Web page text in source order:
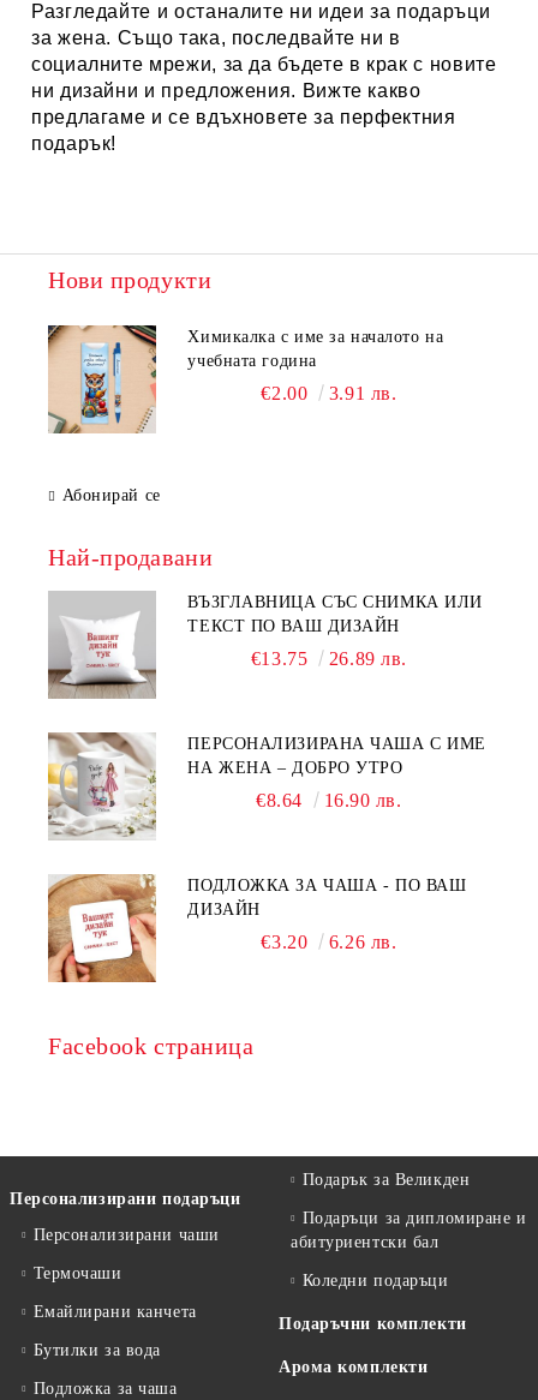
Разгледайте и останалите ни идеи за подаръци
за жена. Също така, последвайте ни в
социалните мрежи, за да бъдете в крак с новите
ни дизайни и предложения. Вижте какво
предлагаме и се вдъхновете за перфектния
подарък!
Нови продукти
Химикалка с име за началото на
учебната година
€2.00 3.91 лв.
Абонирай се
Най-продавани
ВЪЗГЛАВНИЦА СЪС СНИМКА ИЛИ
ТЕКСТ ПО ВАШ ДИЗАЙН
€13.75 26.89 лв.
ПЕРСОНАЛИЗИРАНА ЧАША С ИМЕ
НА ЖЕНА – ДОБРО УТРО
€8.64 16.90 лв.
ПОДЛОЖКА ЗА ЧАША - ПО ВАШ
ДИЗАЙН
€3.20 6.26 лв.
Facebook страница
Персонализирани подаръци
Персонализирани чаши
Термочаши
Емайлирани канчета
Бутилки за вода
Подложка за чаша
Подарък за Великден
Подаръци за дипломиране и
абитуриентски бал
Коледни подаръци
Подаръчни комплекти
Арома комплекти